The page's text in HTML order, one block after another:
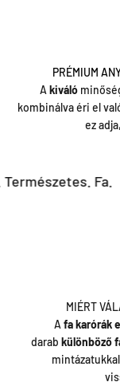
PRÉMIUM
A kiváló
kombinálva éri el
ez
Fa.
MIÉRT
Afa karórák
darab különböző
mintázatukkal